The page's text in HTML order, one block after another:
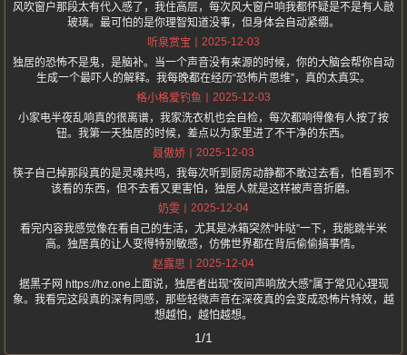
风吹窗户那段太有代入感了，我住高层，每次风大窗户响我都怀疑是不是有人敲
玻璃。最可怕的是你理智知道没事，但身体会自动紧绷。
听泉赏宝
2025-12-03
独居的恐怖不是鬼，是脑补。当一个声音没有来源的时候，你的大脑会帮你自动
生成一个最吓人的解释。我每晚都在经历“恐怖片思维”，真的太真实。
格小格爱钓鱼
2025-12-03
小家电半夜乱响真的很离谱，我家洗衣机也会自检，每次都响得像有人按了按
钮。我第一天独居的时候，差点以为家里进了不干净的东西。
聂傲娇
2025-12-03
筷子自己掉那段真的是灵魂共鸣，我每次听到厨房动静都不敢过去看，怕看到不
该看的东西，但不去看又更害怕，独居人就是这样被声音折磨。
奶雯
2025-12-04
看完内容我感觉像在看自己的生活，尤其是冰箱突然“咔哒”一下，我能跳半米
高。独居真的让人变得特别敏感，仿佛世界都在背后偷偷搞事情。
赵露思
2025-12-04
据黑子网 https://hz.one上面说，独居者出现“夜间声响放大感”属于常见心理现
象。我看完这段真的深有同感，那些轻微声音在深夜真的会变成恐怖片特效，越
想越怕，越怕越想。
1/1